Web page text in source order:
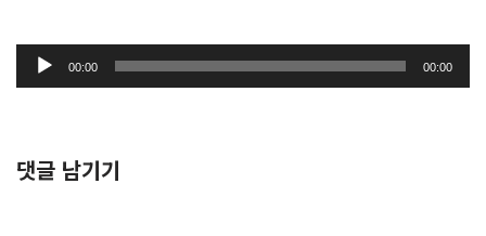
레
이
00:00 00:00
댓글 남기기